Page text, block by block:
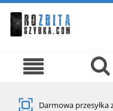
Darmowa